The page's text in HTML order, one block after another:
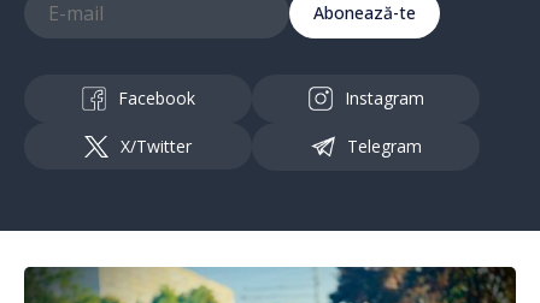
Abonează-te
Facebook Instagram
X/Twitter Telegram